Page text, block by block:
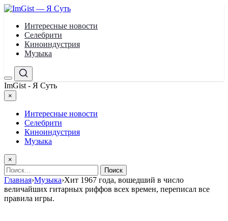
Перейти
содержимому
Интересные новости
Селебрити
Киноиндустрия
Музыка
МенюПоиск
ImGist - Я Суть
×
Закрыть
менюИнтересные новости
Селебрити
Киноиндустрия
Музыка
×
Найти:
Главная›Музыка›Хит 1967 года, вошедший в число
величайших гитарных риффов всех времен, переписал все
правила игры.